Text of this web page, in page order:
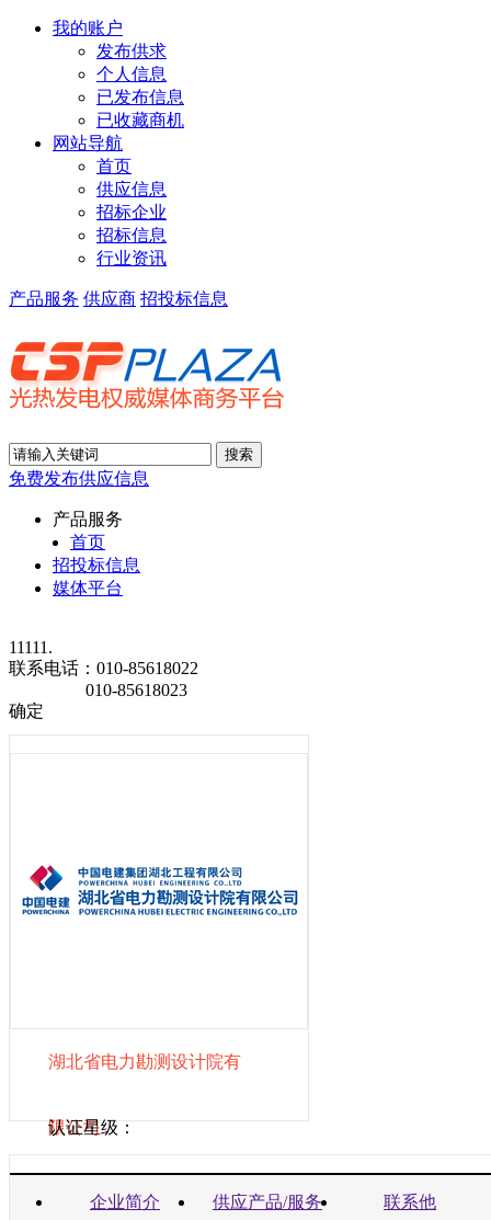
我的账户
发布供求
个人信息
已发布信息
已收藏商机
网站导航
首页
供应信息
招标企业
招标信息
行业资讯
产品服务 供应商 招投标信息
免费发布供应信息
产品服务
首页
招投标信息
媒体平台
11111.
联系电话： 010-85618022
010-85618023
确定
湖北省电力勘测设计院有
限公司
认证星级：
营业执照：
企业简介 供应产品/服务 联系他